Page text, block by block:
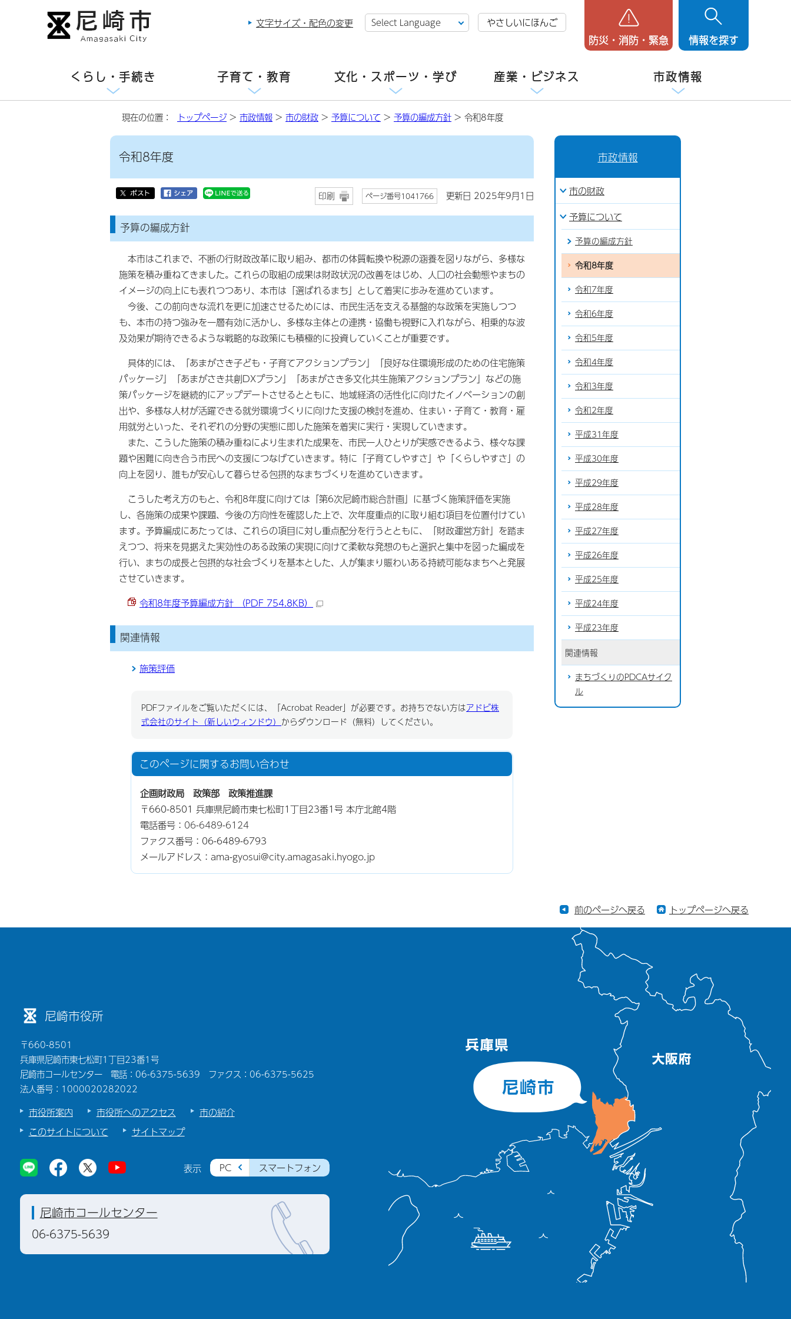
文字サイズ・配色の変更 やさしいにほんご
防災・消防・緊急 情報を探す
くらし・手続き 子育て・教育 文化・スポーツ・学び 産業・ビジネス 市政情報
現在の位置： トップページ> 市政情報 > 市の財政 > 予算について > 予算の編成方針 > 令和8年度
令和8年度
印刷 ページ番号1041766 更新日 2025年9月1日
予算の編成方針
本市はこれまで、不断の行財政改革に取り組み、都市の体質転換や税源の涵養を図りながら、多様な
施策を積み重ねてきました。これらの取組の成果は財政状況の改善をはじめ、人口の社会動態やまちの
イメージの向上にも表れつつあり、本市は「選ばれるまち」として着実に歩みを進めています。
今後、この前向きな流れを更に加速させるためには、市民生活を支える基盤的な政策を実施しつつ
も、本市の持つ強みを一層有効に活かし、多様な主体との連携・協働も視野に入れながら、相乗的な波
及効果が期待できるような戦略的な政策にも積極的に投資していくことが重要です。
具体的には、「あまがさき子ども・子育てアクションプラン」「良好な住環境形成のための住宅施策
パッケージ」「あまがさき共創DXプラン」「あまがさき多文化共生施策アクションプラン」などの施
策パッケージを継続的にアップデートさせるとともに、地域経済の活性化に向けたイノベーションの創
出や、多様な人材が活躍できる就労環境づくりに向けた支援の検討を進め、住まい・子育て・教育・雇
用就労といった、それぞれの分野の実態に即した施策を着実に実行・実現していきます。
また、こうした施策の積み重ねにより生まれた成果を、市民一人ひとりが実感できるよう、様々な課
題や困難に向き合う市民への支援につなげていきます。特に「子育てしやすさ」や「くらしやすさ」の
向上を図り、誰もが安心して暮らせる包摂的なまちづくりを進めていきます。
こうした考え方のもと、令和8年度に向けては「第6次尼崎市総合計画」に基づく施策評価を実施
し、各施策の成果や課題、今後の方向性を確認した上で、次年度重点的に取り組む項目を位置付けてい
ます。予算編成にあたっては、これらの項目に対し重点配分を行うとともに、「財政運営方針」を踏ま
えつつ、将来を見据えた実効性のある政策の実現に向けて柔軟な発想のもと選択と集中を図った編成を
行い、まちの成長と包摂的な社会づくりを基本とした、人が集まり賑わいある持続可能なまちへと発展
させていきます。
令和8年度予算編成方針 （PDF 754.8KB）
関連情報
施策評価
PDFファイルをご覧いただくには、「Acrobat Reader」が必要です。お持ちでない方はアドビ株
式会社のサイト（新しいウィンドウ） からダウンロード（無料）してください。
このページに関するお問い合わせ
企画財政局 政策部 政策推進課
〒660-8501 兵庫県尼崎市東七松町1丁目23番1号 本庁北館4階
電話番号： 06-6489-6124
ファクス番号：06-6489-6793
メールアドレス：ama-gyosui@city.amagasaki.hyogo.jp
市政情報
市の財政
予算について
予算の編成方針
令和8年度
令和7年度
令和6年度
令和5年度
令和4年度
令和3年度
令和2年度
平成31年度
平成30年度
平成29年度
平成28年度
平成27年度
平成26年度
平成25年度
平成24年度
平成23年度
関連情報
まちづくりのPDCAサイク
ル
前のページへ戻る トップページへ戻る
尼崎市役所
〒660-8501
兵庫県尼崎市東七松町1丁目23番1号
尼崎市コールセンター 電話：06-6375-5639 ファクス：06-6375-5625
法人番号：1000020282022
市役所案内 市役所へのアクセス
市の紹介
このサイトについて
サイトマップ
表示 PC スマートフォン
尼崎市コールセンター
06-6375-5639